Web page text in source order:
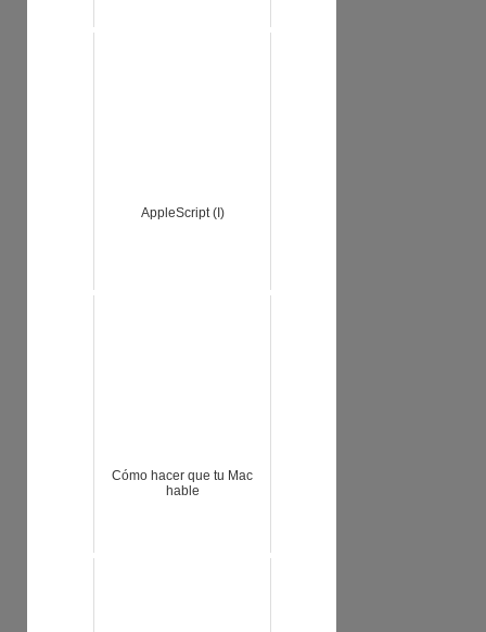
AppleScript (I)
Cómo hacer que tu Mac
hable